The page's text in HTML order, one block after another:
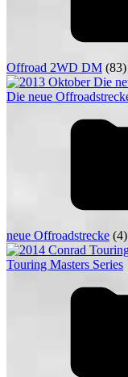
Offroad 2WD DM (83)
neue Offroadstrecke (4)